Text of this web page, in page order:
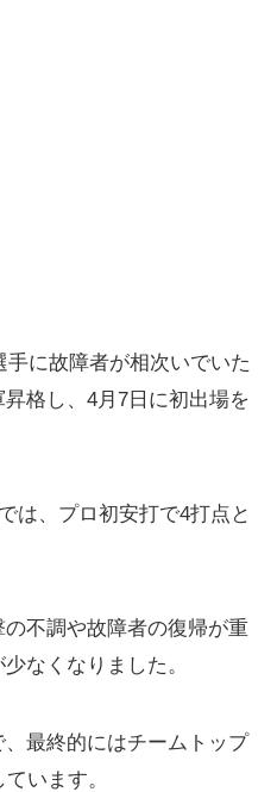
に故障者が相次いでいた
格し、4月7日に初出場を
は、プロ初安打で4打点と
不調や故障者の復帰が重
なくなりました。
最終的にはチームトップ
います。